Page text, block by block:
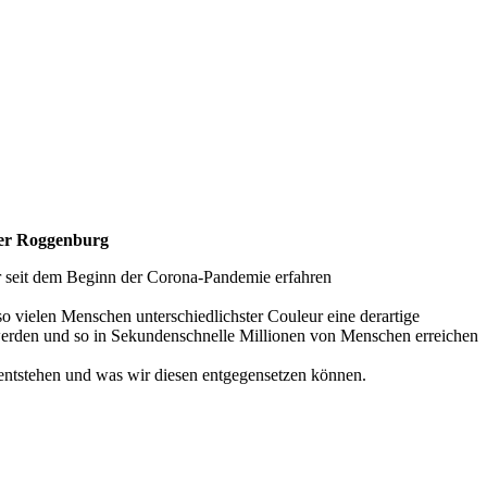
Roggenburg
dem Beginn der Corona-Pandemie erfahren
vielen Menschen unterschiedlichster Couleur eine derartige
und so in Sekundenschnelle Millionen von Menschen erreichen
und was wir diesen entgegensetzen können.